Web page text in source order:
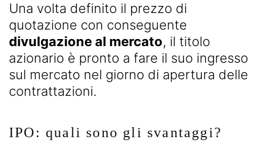
Una volta definito il prezzo di
quotazione con conseguente
divulgazione al mercato, il titolo
azionario è pronto a fare il suo ingresso
sul mercato nel giorno di apertura delle
contrattazioni.
IPO: quali sono gli svantaggi?